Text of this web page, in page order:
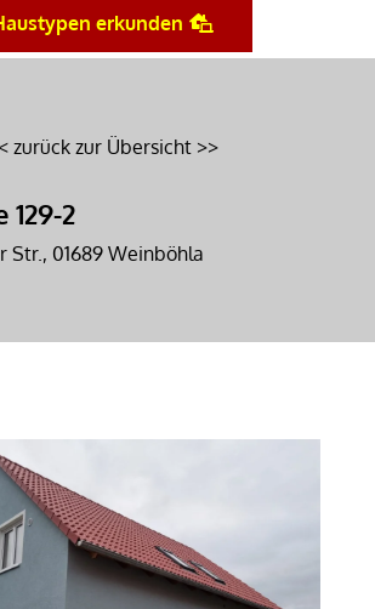
erkunden
zurück zur Übersicht >>
129-2
Str., 01689 Weinböhla